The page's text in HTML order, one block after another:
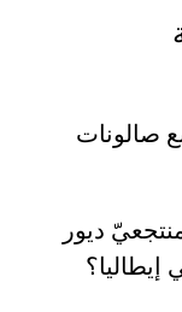
صالونات
ديور
إيطاليا؟